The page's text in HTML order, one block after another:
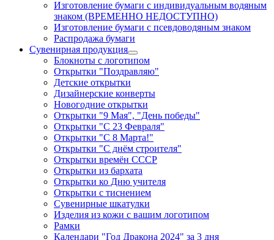
Изготовление бумаги с индивидуальным водяным
знаком (ВРЕМЕННО НЕДОСТУПНО)
Изготовление бумаги с псевдоводяным знаком
Распродажа бумаги
Сувенирная продукция
Блокноты с логотипом
Открытки "Поздравляю"
Детские открытки
Дизайнерские конверты
Новогодние открытки
Открытки "9 Мая", "День победы"
Открытки "С 23 Февраля"
Открытки "С 8 Марта!"
Открытки "С днём строителя"
Открытки времён СССР
Открытки из бархата
Открытки ко Дню учителя
Открытки с тиснением
Сувенирные шкатулки
Изделия из кожи с вашим логотипом
Рамки
Календари "Год Дракона 2024" за 3 дня